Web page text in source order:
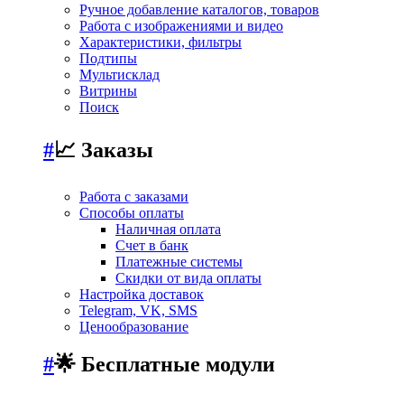
Ручное добавление каталогов, товаров
Работа с изображениями и видео
Характеристики, фильтры
Подтипы
Мультисклад
Витрины
Поиск
#📈 Заказы
Работа с заказами
Способы оплаты
Наличная оплата
Счет в банк
Платежные системы
Скидки от вида оплаты
Настройка доставок
Telegram, VK, SMS
Ценообразование
#🌟 Бесплатные модули